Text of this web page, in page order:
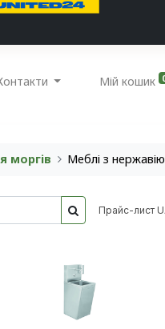
Мій кошик
моргів Меблі з
Прайс-лист